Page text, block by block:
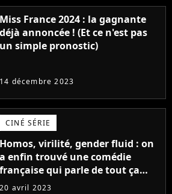
Miss France 2024 : la gagnante
déjà annoncée ! (Et ce n'est pas
un simple pronostic)
14 décembre 2023
CINÉ SÉRIE
Homos, virilité, gender fluid : on
a enfin trouvé une comédie
française qui parle de tout ça
sans être super ringarde
20 avril 2023